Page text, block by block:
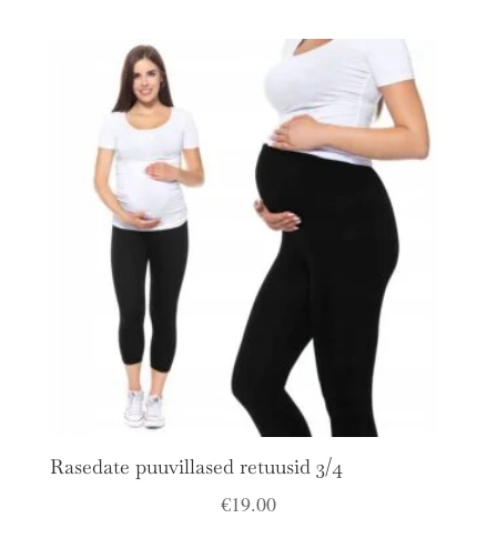
Rasedate puuvillased retuusid 3/4
€19.00